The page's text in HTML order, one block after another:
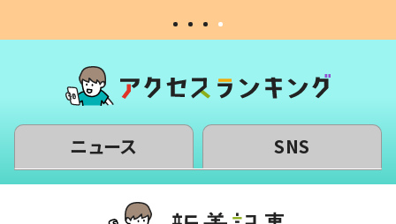
ニュース SNS